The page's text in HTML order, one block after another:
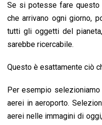
Se si potesse fare
che arrivano ogni giorno,
tutti gli oggetti del
sarebbe ricercabile.
Questo è esattamente ciò
Per esempio
aerei in aeroporto.
aerei nelle immagini di